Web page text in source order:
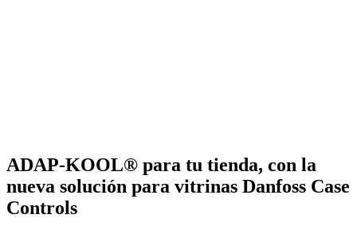
ADAP-KOOL® para tu tienda, con la
nueva solución para vitrinas Danfoss Case
Controls